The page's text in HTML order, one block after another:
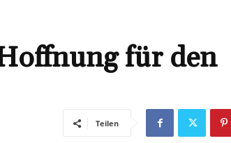
für den
Teilen